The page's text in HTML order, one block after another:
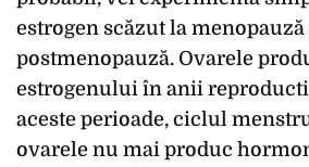
estrogen scăzut la menopauză
postmenopauză. Ovarele
estrogenului în anii
aceste perioade, ciclul
ovarele nu mai produc